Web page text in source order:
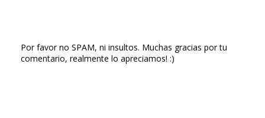
Por favor no SPAM, ni insultos. Muchas gracias por tu
comentario, realmente lo apreciamos! :)